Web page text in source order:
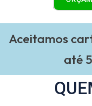
Aceitamos
até